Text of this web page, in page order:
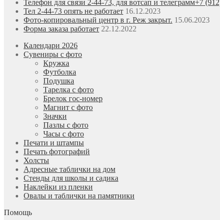
Телефон для связи 2-44-73, для вотсап и телеграмм+7
Тел 2-44-73 опять не работает 16.12.2023
Фото-копировальный центр в г. Реж закрыт. 15.06.2023
Форма заказа работает 22.12.2022
Календари 2026
Сувениры с фото
Кружка
Футболка
Подушка
Тарелка с фото
Брелок гос-номер
Магнит с фото
Значки
Пазлы с фото
Часы с фото
Печати и штампы
Печать фотографий
Холсты
Адресные таблички на дом
Стенды для школы и садика
Наклейки из пленки
Овалы и таблички на памятники
Помощь